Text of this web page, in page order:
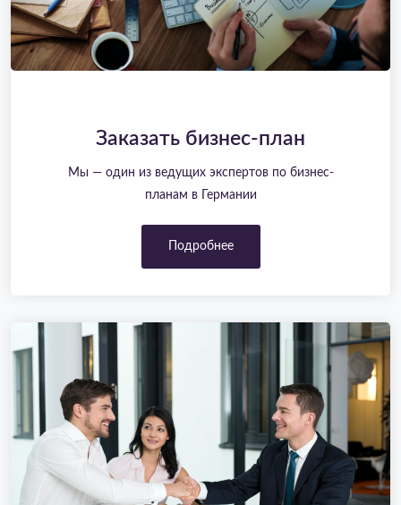
Заказать бизнес-план
Мы — один из ведущих экспертов по бизнес-
планам в Германии
Подробнее